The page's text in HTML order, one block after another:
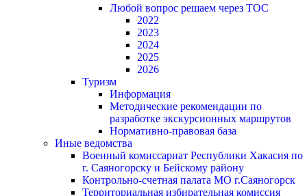
Любой вопрос решаем через ТОС
2022
2023
2024
2025
2026
Туризм
Информация
Методические рекомендации по
разработке экскурсионных маршрутов
Нормативно-правовая база
Иные ведомства
Военный комиссариат Республики Хакасия по
г. Саяногорску и Бейскому району
Контрольно-счетная палата МО г.Саяногорск
Территориальная избирательная комиссия